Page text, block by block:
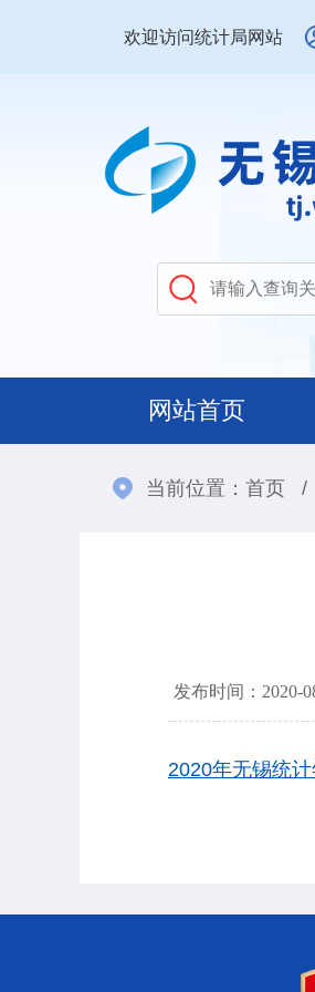
欢迎访问统计局网站
网站首页
当前位置： 首页 /
发布时间：2020-
2020年无锡统